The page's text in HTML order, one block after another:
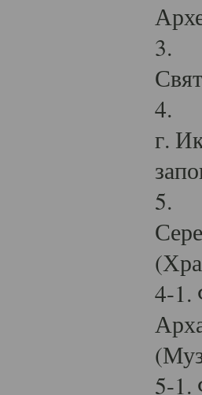
3.
4.
г.
5.
4-1.
5-1.